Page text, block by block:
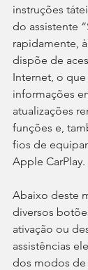
instruções
do assistente
rapidamente,
dispõe de
Internet, o
informações
atualizações
funções e,
fios de
Apple CarPlay.
Abaixo deste
diversos
ativação ou
assistências
dos modos de